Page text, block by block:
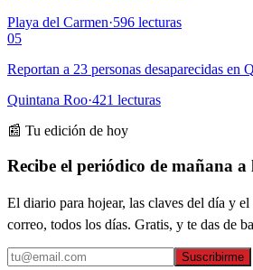
Playa del Carmen·596 lecturas
05
Reportan a 23 personas desaparecidas en
Quintana Roo·421 lecturas
📰 Tu edición de hoy
Recibe el periódico de mañana a
El diario para hojear, las claves del día y
correo, todos los días. Gratis, y te das de
Suscribirme